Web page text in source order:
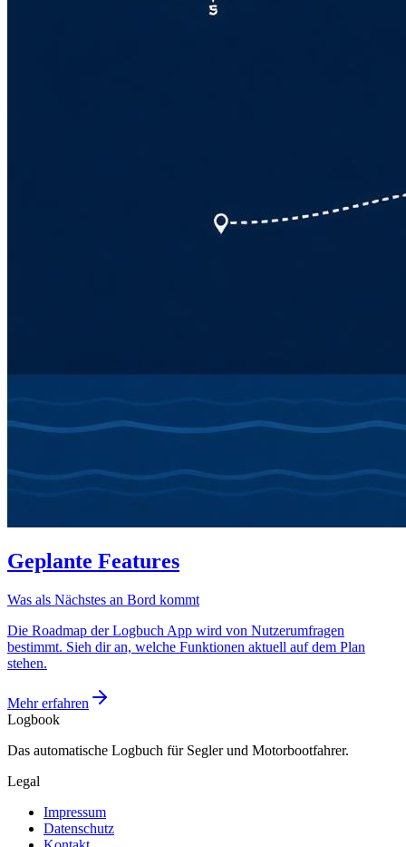
Geplante Features
Was als Nächstes an Bord kommt
Die Roadmap der Logbuch App wird von Nutzerumfragen
bestimmt. Sieh dir an, welche Funktionen aktuell auf dem Plan
stehen.
Mehr erfahren
Logbook
Das automatische Logbuch für Segler und Motor­bootfahrer.
Legal
Impressum
Datenschutz